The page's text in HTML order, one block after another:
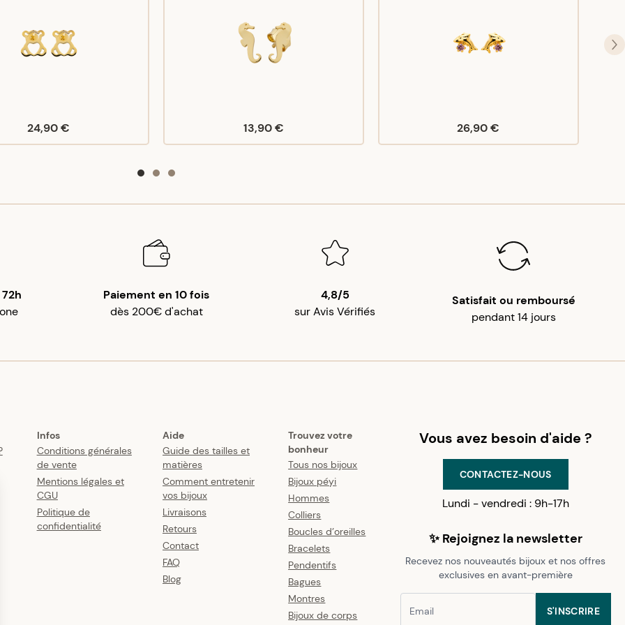
24,90 € 13,90 € 26,90 €
Paiement en 10 fois
dès 200€ d'achat
4,8/5
sur Avis Vérifiés
Satisfait ou remboursé
pendant 14 jours
Infos
Conditions générales
de vente
Mentions légales et
CGU
Politique de
confidentialité
Aide
Guide des tailles et
matières
Comment entretenir
vos bijoux
Livraisons
Retours
Contact
FAQ
Blog
Trouvez votre
bonheur
Tous nos bijoux
Bijoux péyi
Hommes
Colliers
Boucles d’oreilles
Bracelets
Pendentifs
Bagues
Montres
Bijoux de corps
Vous avez besoin d'aide ?
CONTACTEZ-NOUS
Lundi - vendredi : 9h-17h
✨ Rejoignez la newsletter
Recevez nos nouveautés bijoux et nos offres
exclusives en avant-première
S'INSCRIRE